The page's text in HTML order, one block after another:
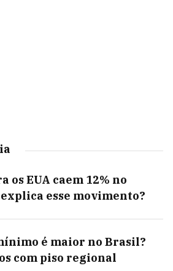
os EUA caem 12% no
esse movimento?
é maior no Brasil?
com piso regional